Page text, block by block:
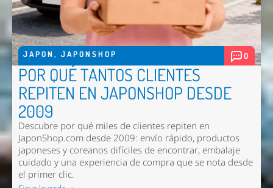
JAPON , JAPONSHOP 0
POR QUÉ TANTOS CLIENTES
REPITEN EN JAPONSHOP DESDE
2009
Descubre por qué miles de clientes repiten en
JaponShop.com desde 2009: envío rápido, productos
japoneses y coreanos difíciles de encontrar, embalaje
cuidado y una experiencia de compra que se nota desde
el primer clic.